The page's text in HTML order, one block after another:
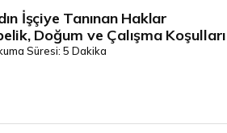
İşçiye Tanınan Haklar
Doğum ve Çalışma Koşulları
Süresi: 5 Dakika